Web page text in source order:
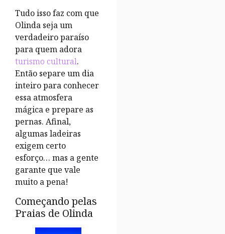
Tudo isso faz com que
Olinda seja um
verdadeiro paraíso
para quem adora
turismo cultural.
Então separe um dia
inteiro para conhecer
essa atmosfera
mágica e prepare as
pernas. Afinal,
algumas ladeiras
exigem certo
esforço… mas a gente
garante que vale
muito a pena!
Começando pelas
Praias de Olinda